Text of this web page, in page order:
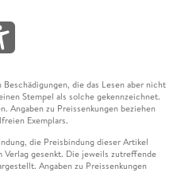
die das Lesen aber nicht
Stempel als solche gekennzeichnet.
Angaben zu Preissenkungen beziehen
Exemplars.
die Preisbindung dieser Artikel
Verlag gesenkt. Die jeweils zutreffende
Angaben zu Preissenkungen